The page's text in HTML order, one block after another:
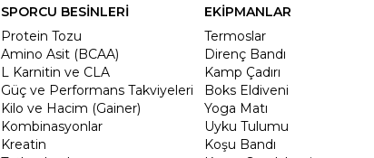
SPORCU BESİNLERİ
Protein Tozu
Amino Asit (BCAA)
L Karnitin ve CLA
Güç ve Performans Takviyeleri
Kilo ve Hacim (Gainer)
Kombinasyonlar
Kreatin
EKİPMANLAR
Termoslar
Direnç Bandı
Kamp Çadırı
Boks Eldiveni
Yoga Matı
Uyku Tulumu
Koşu Bandı